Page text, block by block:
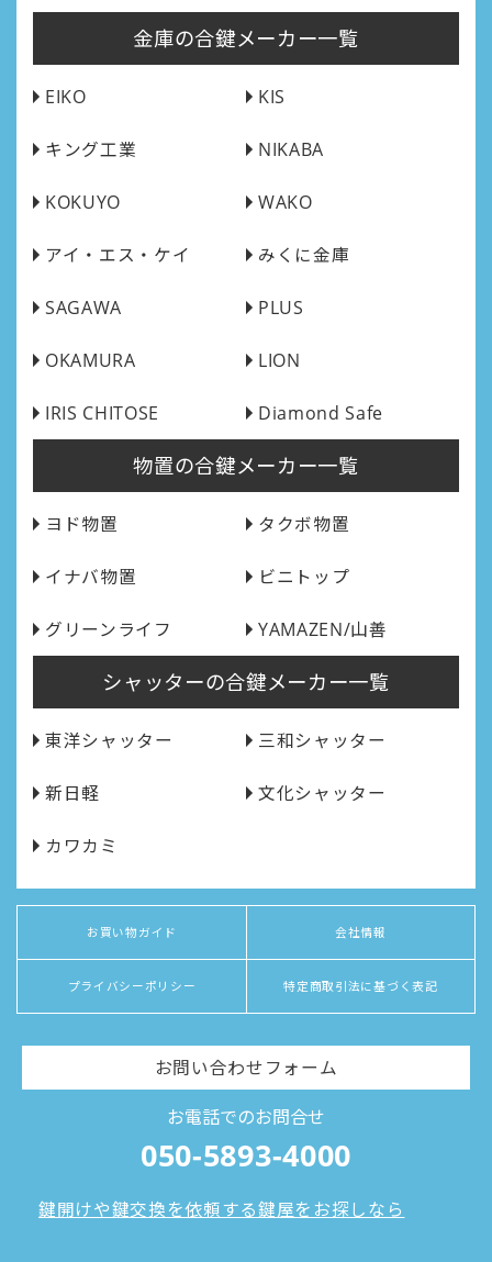
金庫の合鍵メーカー一覧
EIKO KIS
キング工業 NIKABA
KOKUYO WAKO
アイ・エス・ケイ みくに金庫
SAGAWA PLUS
OKAMURA LION
IRIS CHITOSE Diamond Safe
物置の合鍵メーカー一覧
ヨド物置 タクボ物置
イナバ物置 ビニトップ
グリーンライフ YAMAZEN/山善
シャッターの合鍵メーカー一覧
東洋シャッター 三和シャッター
新日軽 文化シャッター
カワカミ
お買い物ガイド 会社情報
プライバシーポリシー 特定商取引法に基づく表記
お問い合わせフォーム
お電話でのお問合せ
050-5893-4000
鍵開けや鍵交換を依頼する鍵屋をお探しなら